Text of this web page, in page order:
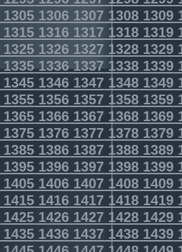
1305 1306 1307 1308 1309
1315 1316 1317 1318 1319
1325 1326 1327 1328 1329
133513361337 1338 1339
1345 1346 1347 1348 1349
1355 1356 1357 1358 1359
1365 1366 1367 1368 1369
1375 1376 1377 1378 1379
1385 1386 1387 1388 1389
1395 1396 1397 1398 1399
1405 1406 1407 1408 1409
1415 1416 1417 1418 1419
1425 1426 1427 1428 1429
1435 1436 1437 1438 1439